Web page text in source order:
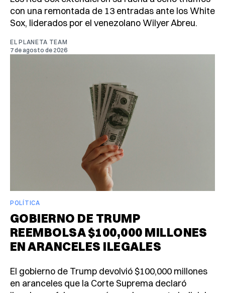
con una remontada de 13 entradas ante los White
Sox, liderados por el venezolano Wilyer Abreu.
EL PLANETA TEAM
7 de agosto de 2026
POLÍTICA
GOBIERNO DE TRUMP
REEMBOLSA $100,000 MILLONES
EN ARANCELES ILEGALES
El gobierno de Trump devolvió $100,000 millones
en aranceles que la Corte Suprema declaró